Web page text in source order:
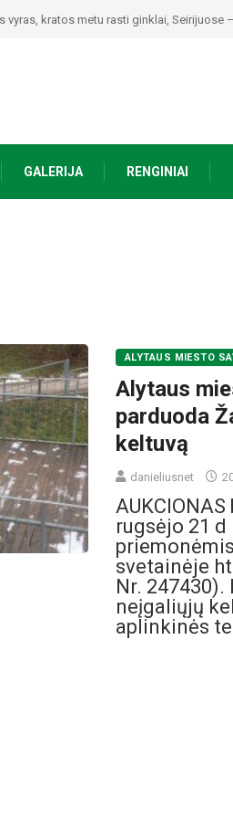
vyras, kratos metu rasti ginklai,
GALERIJA RENGINIAI
ALYTAUS MIESTO
Alytaus
parduoda
keltuvą
danieliusnet
rugsėjo 21
svetainėje
Nr.
neįgaliųjų
aplinkinės